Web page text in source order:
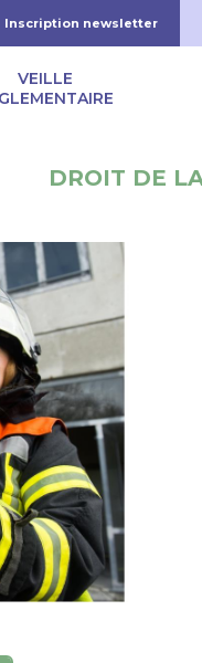
Inscription newsletter
VEILLE
DROIT DE